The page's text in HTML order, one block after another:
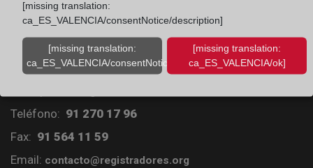
Colegio de Registradores
Teléfono: 91 270 17 96
Fax: 91 564 11 59
Email: contacto@registradores.org
[missing translation:
ca_ES_VALENCIA/consentNotice/description]
[missing translation:
ca_ES_VALENCIA/consentNotice/learnMore]
[missing translation:
ca_ES_VALENCIA/ok]